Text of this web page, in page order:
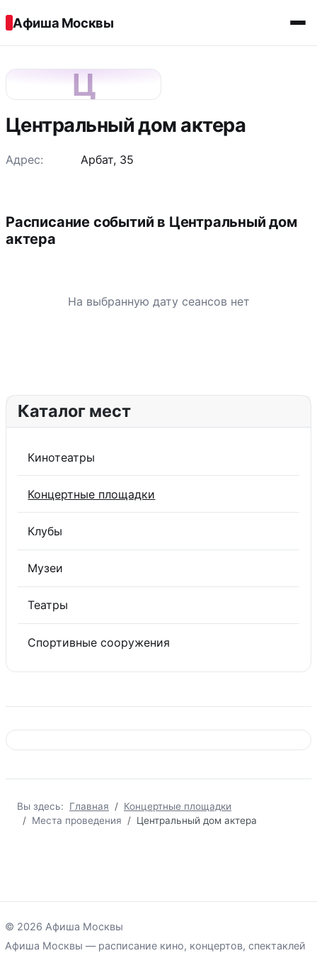
Афиша Москвы
Ц
Центральный дом актера
Адрес: Арбат, 35
Расписание событий в Центральный дом
актера
На выбранную дату сеансов нет
Каталог мест
Кинотеатры
Концертные площадки
Клубы
Музеи
Театры
Спортивные сооружения
Вы здесь: Главная
Концертные площадки
Места проведения
Центральный дом актера
© 2026 Афиша Москвы
Афиша Москвы — расписание кино, концертов, спектаклей